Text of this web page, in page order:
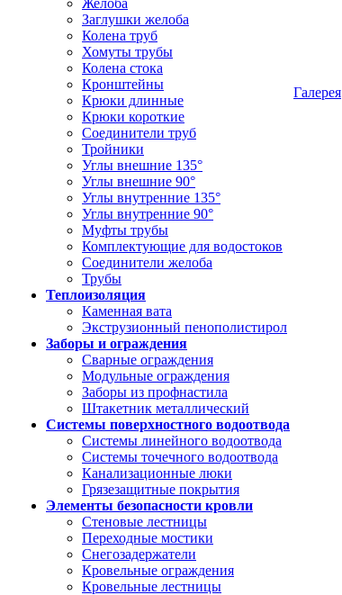
Желоба
Заглушки желоба
Колена труб
Хомуты трубы
Колена стока
Кронштейны
Крюки длинные
Крюки короткие
Соединители труб
Тройники
Углы внешние 135°
Углы внешние 90°
Углы внутренние 135°
Углы внутренние 90°
Муфты трубы
Комплектующие для водостоков
Соединители желоба
Трубы
Теплоизоляция
Каменная вата
Экструзионный пенополистирол
Заборы и ограждения
Сварные ограждения
Модульные ограждения
Заборы из профнастила
Штакетник металлический
Системы поверхностного водоотвода
Системы линейного водоотвода
Системы точечного водоотвода
Канализационные люки
Грязезащитные покрытия
Элементы безопасности кровли
Стеновые лестницы
Переходные мостики
Снегозадержатели
Кровельные ограждения
Кровельные лестницы
Галерея